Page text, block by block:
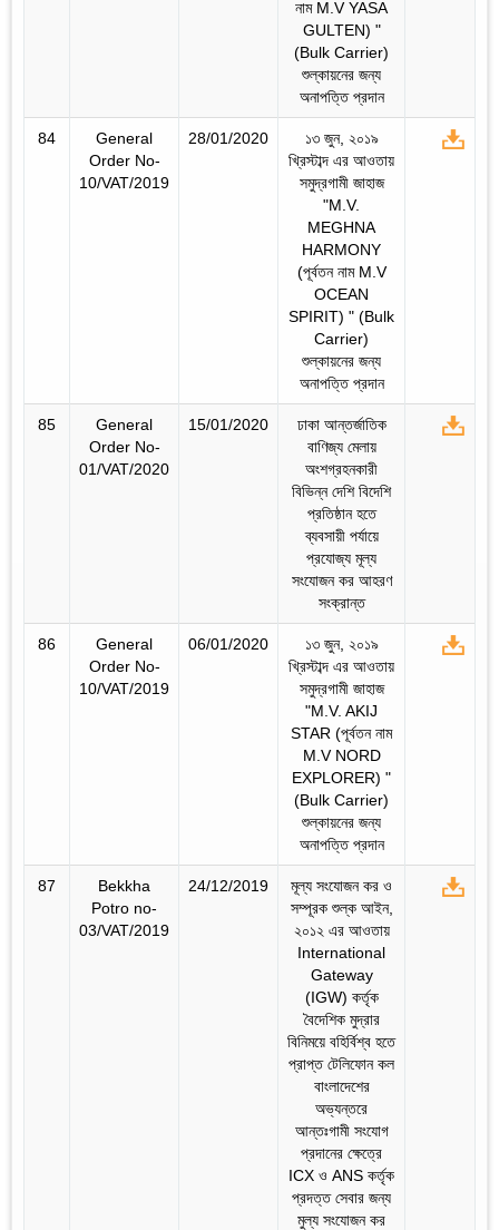
নাম M.V YASA
GULTEN) "
(Bulk Carrier)
শুল্কায়নের জন্য
অনাপত্তি প্রদান
84
General
Order No-
10/VAT/2019
28/01/2020
১৩ জুন, ২০১৯
খ্রিস্টাব্দ এর আওতায়
সমুদ্রগামী জাহাজ
"M.V.
MEGHNA
HARMONY
(পূর্বতন নাম M.V
OCEAN
SPIRIT) " (Bulk
Carrier)
শুল্কায়নের জন্য
অনাপত্তি প্রদান
85
General
Order No-
01/VAT/2020
15/01/2020
ঢাকা আন্তর্জাতিক
বাণিজ্য মেলায়
অংশগ্রহনকারী
বিভিন্ন দেশি বিদেশি
প্রতিষ্ঠান হতে
ব্যবসায়ী পর্যায়ে
প্রযোজ্য মূল্য
সংযোজন কর আহরণ
সংক্রান্ত
86
General
Order No-
10/VAT/2019
06/01/2020
১৩ জুন, ২০১৯
খ্রিস্টাব্দ এর আওতায়
সমুদ্রগামী জাহাজ
"M.V. AKIJ
STAR (পূর্বতন নাম
M.V NORD
EXPLORER) "
(Bulk Carrier)
শুল্কায়নের জন্য
অনাপত্তি প্রদান
87
Bekkha
Potro no-
03/VAT/2019
24/12/2019
মূল্য সংযোজন কর ও
সম্পূরক শুল্ক আইন,
২০১২ এর আওতায়
International
Gateway
(IGW) কর্তৃক
বৈদেশিক মুদ্রার
বিনিময়ে বহির্বিশ্ব হতে
প্রাপ্ত টেলিফোন কল
বাংলাদেশের
অভ্যন্তরে
আন্তঃগামী সংযোগ
প্রদানের ক্ষেত্রে
ICX ও ANS কর্তৃক
প্রদত্ত সেবার জন্য
মুল্য সংযোজন কর